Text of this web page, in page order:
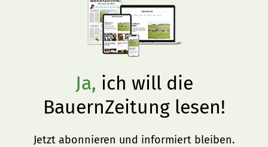
Ja, ich will die
BauernZeitung lesen!
Jetzt abonnieren und informiert bleiben.